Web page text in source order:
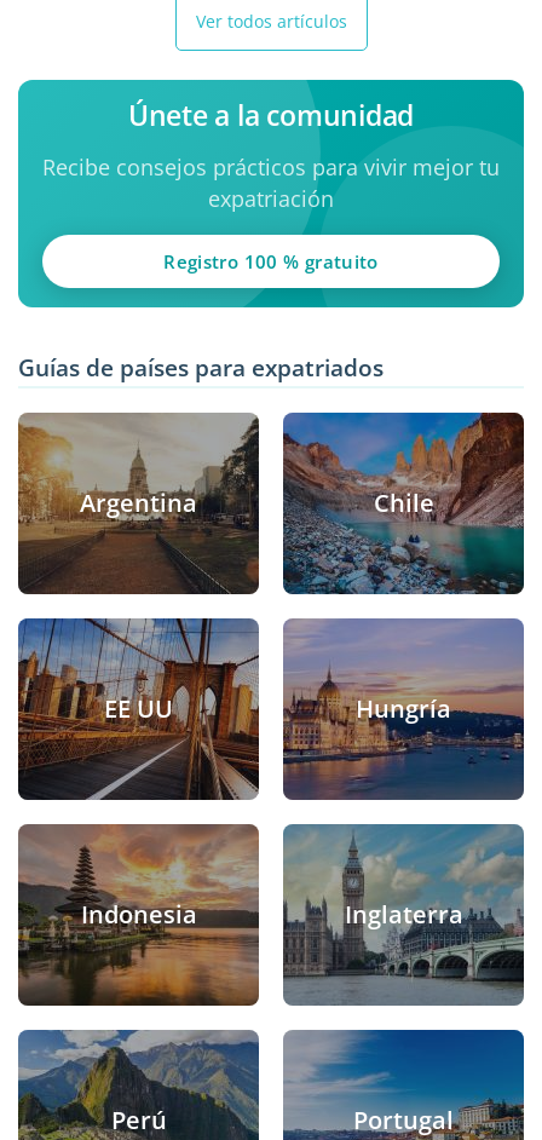
Ver todos artículos
Únete a la comunidad
Recibe consejos prácticos para vivir mejor tu
expatriación
Registro 100 % gratuito
Guías de países para expatriados
Argentina Chile
EE UU Hungría
Indonesia Inglaterra
Perú Portugal